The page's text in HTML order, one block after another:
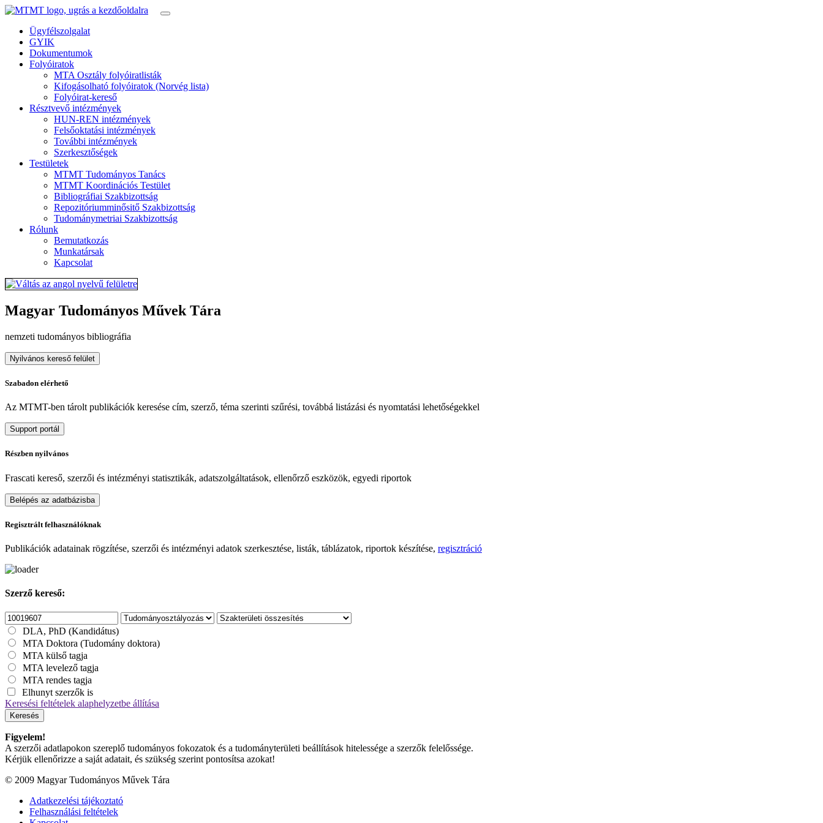
Ügyfélszolgalat
GYIK
Dokumentumok
Folyóiratok
MTA Osztály folyóiratlisták
Kifogásolható folyóiratok (Norvég lista)
Folyóirat-kereső
Résztvevő intézmények
HUN-REN intézmények
Felsőoktatási intézmények
További intézmények
Szerkesztőségek
Testületek
MTMT Tudományos Tanács
MTMT Koordinációs Testület
Bibliográfiai Szakbizottság
Repozitóriumminősitő Szakbizottság
Tudománymetriai Szakbizottság
Rólunk
Bemutatkozás
Munkatársak
Kapcsolat
Magyar Tudományos Művek Tára
nemzeti tudományos bibliográfia
Nyilvános kereső felület
Szabadon elérhető
Az MTMT-ben tárolt publikációk keresése cím, szerző, téma szerinti szűrési, továbbá listázási és nyomtatási lehetőségekkel
Support portál
Részben nyilvános
Frascati kereső, szerzői és intézményi statisztikák, adatszolgáltatások, ellenőrző eszközök, egyedi riportok
Belépés az adatbázisba
Regisztrált felhasználóknak
Publikációk adatainak rögzítése, szerzői és intézményi adatok szerkesztése, listák, táblázatok, riportok készítése, regisztráció
Szerző kereső:
DLA, PhD (Kandidátus)
MTA Doktora (Tudomány doktora)
MTA külső tagja
MTA levelező tagja
MTA rendes tagja
Elhunyt szerzők is
Keresési feltételek alaphelyzetbe állítása
Keresés
Figyelem!
A szerzői adatlapokon szereplő tudományos fokozatok és a tudományterületi beállítások hitelessége a szerzők felelőssége.
Kérjük ellenőrizze a saját adatait, és szükség szerint pontosítsa azokat!
© 2009 Magyar Tudományos Művek Tára
Adatkezelési tájékoztató
Felhasználási feltételek